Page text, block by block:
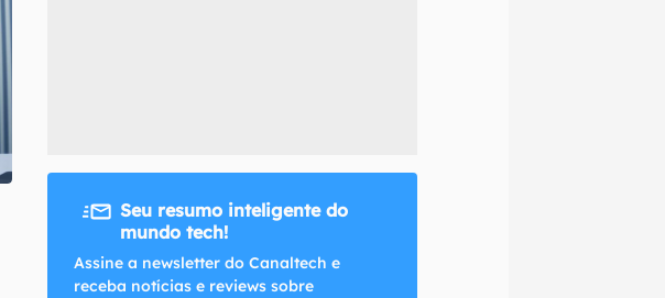
Seu resumo inteligente do
mundo tech!
Assine a newsletter do Canaltech e
receba notícias e reviews sobre